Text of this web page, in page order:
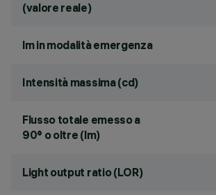
(valore reale)
lm in modalità emergenza
Intensità massima (cd)
Flusso totale emesso a
90° o oltre (lm)
Light output ratio (LOR)